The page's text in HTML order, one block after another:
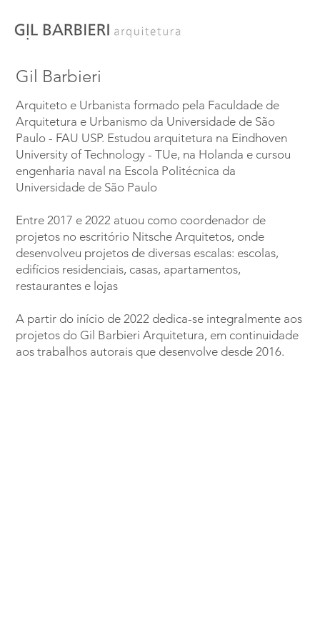
Gil Barbieri
Arquiteto e Urbanista formado pela Faculdade de
Arquitetura e Urbanismo da Universidade de São
Paulo - FAU USP. Estudou arquitetura na Eindhoven
University of Technology - TUe, na Holanda e cursou
engenharia naval na Escola Politécnica da
Universidade de São Paulo
Entre 2017 e 2022 atuou como coordenador de
projetos no escritório Nitsche Arquitetos, onde
desenvolveu projetos de diversas escalas: escolas,
edifícios residenciais, casas, apartamentos,
restaurantes e lojas
A partir do início de 2022 dedica-se integralmente aos
projetos do Gil Barbieri Arquitetura, em continuidade
aos trabalhos autorais que desenvolve desde 2016.